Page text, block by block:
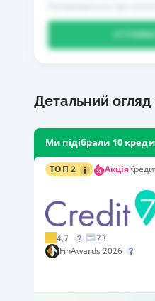
Детальний
Ми підібрали 10
ТОП 2 Акція
4,7
73
FinAwards 2026
Акція: «Кешбек за